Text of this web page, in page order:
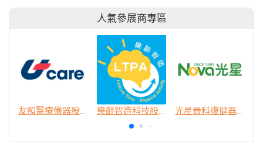
人氣參展商專區
樂齡智造科技股份有限公司